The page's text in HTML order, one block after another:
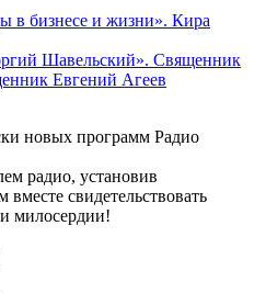
в бизнесе и жизни». Кира
Шавельский». Священник
Евгений Агеев
новых программ Радио
радио, установив
свидетельствовать
милосердии!